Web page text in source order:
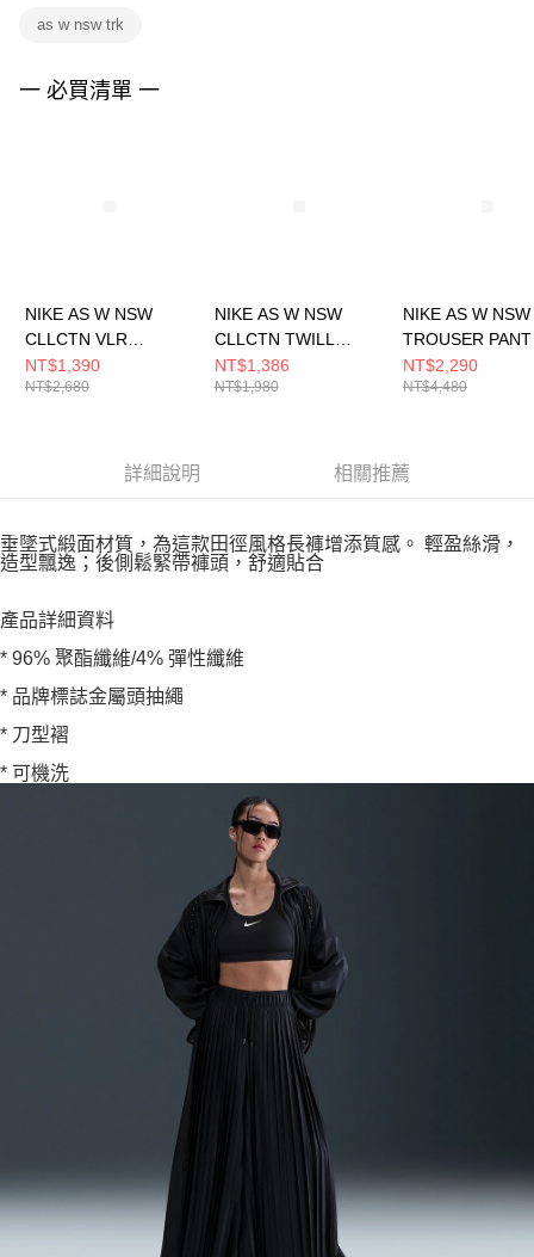
３．未成年的使用者請事先徵得法定代理人或監護人之同意方可使用
４．使用「AFTEE先享後付」時，將依據個別帳號之用戶狀況，依本公司即
as w nsw trk
一 必買清單 一
NIKE AS W NSW
CLLCTN VLR
JOGGER OFL 女 長褲
FZ3683010
NT$1,390
NT$2,680
NIKE AS W NSW
CLLCTN TWILL
SHORT 女 短褲
HJ0319423
NT$1,386
NT$1,980
NIKE AS W NSW
TROUSER
長褲 FN1884010
NT$2,290
NT$4,480
詳細說明 相關推薦
垂墜式緞面材質，為這款田徑風格長褲增添質感。 輕盈絲滑，
造型飄逸；後側鬆緊帶褲頭，舒適貼合
產品詳細資料
* 96% 聚酯纖維/4% 彈性纖維
* 品牌標誌金屬頭抽繩
* 刀型褶
* 可機洗